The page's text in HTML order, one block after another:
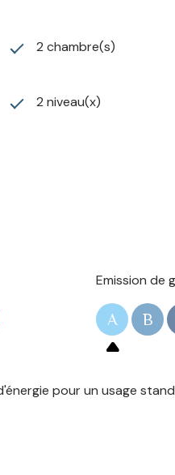
2 chambre(s)
2 niveau(x)
Emission de
A B
pour un usage